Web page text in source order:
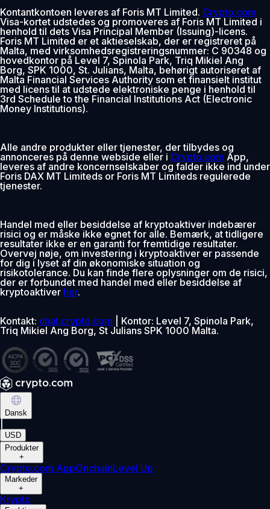
Kontantkontoen leveres af Foris MT Limited. Crypto.com
Visa-kortet udstedes og promoveres af Foris MT Limited i
henhold til dets Visa Principal Member (Issuing)-licens.
Foris MT Limited er et aktieselskab, der er registreret på
Malta, med virksomhedsregistreringsnummer: C 90348 og
hovedkontor på Level 7, Spinola Park, Triq Mikiel Ang
Borg, SPK 1000, St. Julians, Malta, behørigt autoriseret af
Malta Financial Services Authority som et finansielt institut
med licens til at udstede elektroniske penge i henhold til
3rd Schedule to the Financial Institutions Act (Electronic
Money Institutions).
Alle andre produkter eller tjenester, der tilbydes og
annonceres på denne webside eller i Crypto.com App,
leveres af andre koncernselskaber og falder ikke ind under
Foris DAX MT Limiteds or Foris MT Limiteds regulerede
tjenester.
Handel med eller besiddelse af kryptoaktiver indebærer
risici og er måske ikke egnet for alle. Bemærk, at tidligere
resultater ikke er en garanti for fremtidige resultater.
Overvej nøje, om investering i kryptoaktiver er passende
for dig i lyset af din økonomiske situation og
risikotolerance. Du kan finde flere oplysninger om de risici,
der er forbundet med handel med eller besiddelse af
kryptoaktiver her.
Kontakt: chat.crypto.com | Kontor: Level 7, Spinola Park,
Triq Mikiel Ang Borg, St Julians SPK 1000 Malta.
Dansk
USD
Produkter
+
Crypto.com AppOnchainLevel Up
Markeder
+
Krypto